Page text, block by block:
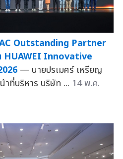
Outstanding Partner
HUAWEI Innovative
— นายปรเมศร์ เหรียญ
าที่บริหาร บริษัท ... 14 พ.ค.